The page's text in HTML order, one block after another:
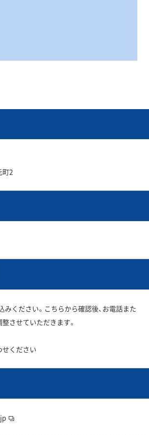
町2
みください。こちらから確認後、お電話また
させていただきます。
ください